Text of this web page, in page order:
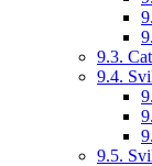
9.3.
9.4.
9.5.